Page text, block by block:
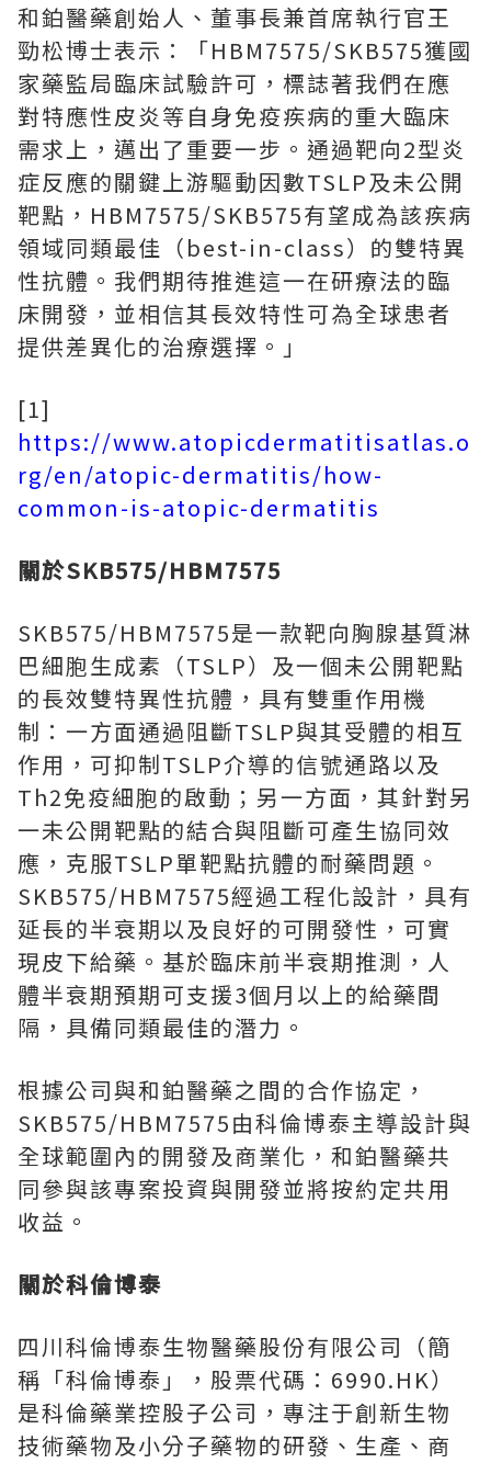
和鉑醫藥創始人、董事長兼首席執行官王
勁松博士表示：「HBM7575/SKB575獲國
家藥監局臨床試驗許可，標誌著我們在應
對特應性皮炎等自身免疫疾病的重大臨床
需求上，邁出了重要一步。通過靶向2型炎
症反應的關鍵上游驅動因數TSLP及未公開
靶點，HBM7575/SKB575有望成為該疾病
領域同類最佳（best-in-class）的雙特異
性抗體。我們期待推進這一在研療法的臨
床開發，並相信其長效特性可為全球患者
提供差異化的治療選擇。」
[1]
https://www.atopicdermatitisatlas.o
rg/en/atopic-dermatitis/how-
common-is-atopic-dermatitis
關於SKB575/HBM7575
SKB575/HBM7575是一款靶向胸腺基質淋
巴細胞生成素（TSLP）及一個未公開靶點
的長效雙特異性抗體，具有雙重作用機
制：一方面通過阻斷TSLP與其受體的相互
作用，可抑制TSLP介導的信號通路以及
Th2免疫細胞的啟動；另一方面，其針對另
一未公開靶點的結合與阻斷可產生協同效
應，克服TSLP單靶點抗體的耐藥問題。
SKB575/HBM7575經過工程化設計，具有
延長的半衰期以及良好的可開發性，可實
現皮下給藥。基於臨床前半衰期推測，人
體半衰期預期可支援3個月以上的給藥間
隔，具備同類最佳的潛力。
根據公司與和鉑醫藥之間的合作協定，
SKB575/HBM7575由科倫博泰主導設計與
全球範圍內的開發及商業化，和鉑醫藥共
同參與該專案投資與開發並將按約定共用
收益。
關於科倫博泰
四川科倫博泰生物醫藥股份有限公司（簡
稱「科倫博泰」，股票代碼：6990.HK）
是科倫藥業控股子公司，專注于創新生物
技術藥物及小分子藥物的研發、生產、商